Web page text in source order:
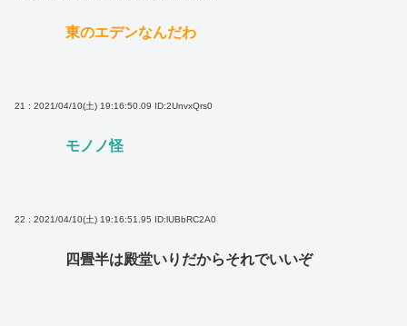
東のエデンなんだわ
21 : 2021/04/10(土) 19:16:50.09 ID:2UnvxQrs0
モノノ怪
22 : 2021/04/10(土) 19:16:51.95 ID:lUBbRC2A0
四畳半は殿堂いりだからそれでいいぞ